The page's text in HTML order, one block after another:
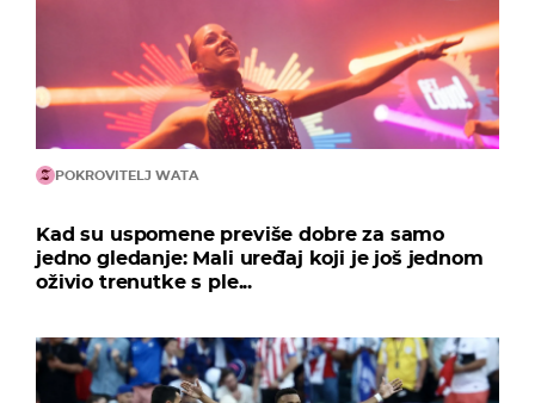
POKROVITELJ WATA
Kad su uspomene previše dobre za samo
jedno gledanje: Mali uređaj koji je još jednom
oživio trenutke s ple...